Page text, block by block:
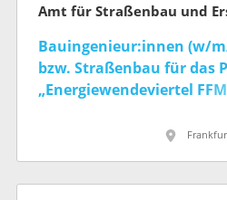
Bauingenieur:innen (w/
bzw. Straßenbau für das
„Energiewendeviertel